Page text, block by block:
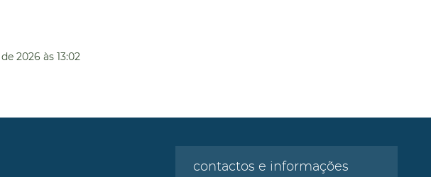
2026 às 13:02
contactos e informações